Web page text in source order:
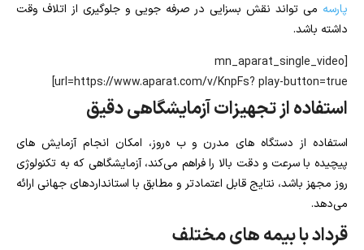
پارسه می تواند نقش بسزایی در صرفه جویی و جلوگیری از اتلاف وقت
داشته باشد.
[mn_aparat_single_video
url=https://www.aparat.com/v/KnpFs? play-button=true]
استفاده از تجهیزات آزمایشگاهی دقیق
استفاده از دستگاه‌ های مدرن و ب ه‌روز، امکان انجام آزمایش‌ های
پیچیده با سرعت و دقت بالا را فراهم می‌کند، آزمایشگاهی که به تکنولوژی
روز مجهز باشد، نتایج قابل اعتمادتر و مطابق با استانداردهای جهانی ارائه
می‌دهد.
قرداد با بیمه های مختلف